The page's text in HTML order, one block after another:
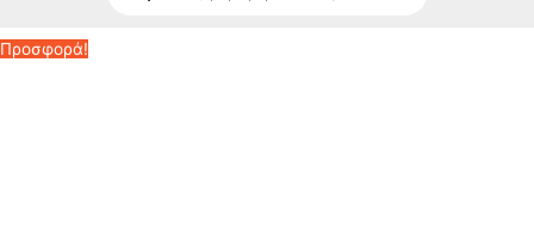
Προσφορά!